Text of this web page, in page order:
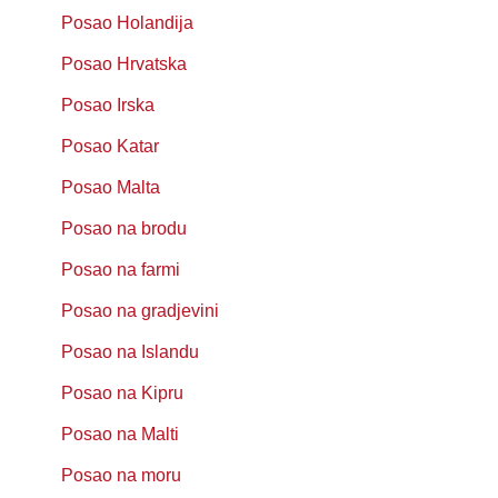
Posao Holandija
Posao Hrvatska
Posao Irska
Posao Katar
Posao Malta
Posao na brodu
Posao na farmi
Posao na gradjevini
Posao na Islandu
Posao na Kipru
Posao na Malti
Posao na moru